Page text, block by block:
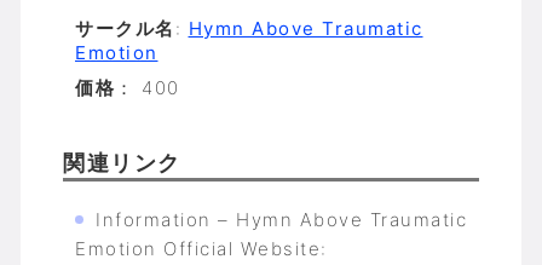
サークル名 : Hymn Above Traumatic
Emotion
価格 ： 400
関連リンク
Information – Hymn Above Traumatic
Emotion Official Website: